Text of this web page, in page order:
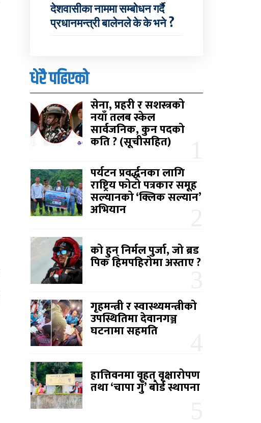
देशवासीका नाममा सम्बोधन गर्दै
प्रधानमन्त्री बालेनले के के भने ?
धेरै पढिएको
सेना, प्रहरी र सशस्त्रको
नयाँ तलब स्केल
सार्वजनिक, कुन पदको
कति ? (सूचीसहित)
पर्यटन प्रवर्द्धनका लागि
राष्ट्रिय फोटो पत्रकार समूह
सल्यानको ‘क्लिक सल्यान’
अभियान
को हुन् निर्मल पुर्जा, जो ब्रड
पिक हिमपहिरोमा अस्ताए ?
गृहमन्त्री र स्वास्थ्यमन्त्रीको
उपस्थितिमा देवानगञ्ज
घटनामा सहमति
हात्तिवनमा वृहत् वृक्षारोपण
तथा ‘चापा गुँ’ बोर्ड स्थापना